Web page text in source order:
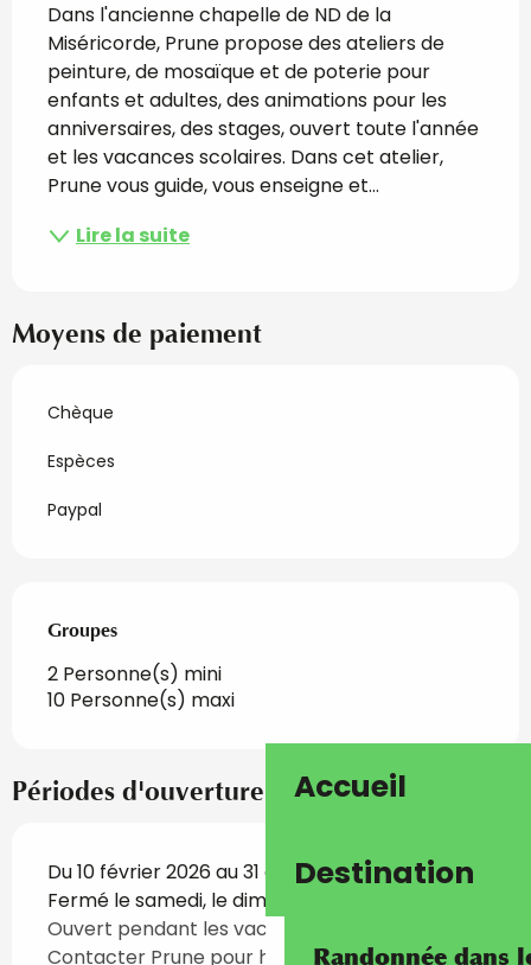
Accueil
Destination
Randonnée dans
Dans l'ancienne chapelle de ND de la
Miséricorde, Prune propose des ateliers de
peinture, de mosaïque et de poterie pour
enfants et adultes, des animations pour les
anniversaires, des stages, ouvert toute l'année
et les vacances scolaires. Dans cet atelier,
Prune vous guide, vous enseigne et...
Lire la suite
Moyens de paiement
Chèque
Espèces
Paypal
Groupes
Groupes
2 Personne(s) mini
10 Personne(s) maxi
Périodes d'ouverture
Du 10 février 2026 au 31 décembre 2026 -
Fermé le samedi, le dimanche
Ouvert pendant les vacances scolaires.
Contacter Prune pour horaires et rdv